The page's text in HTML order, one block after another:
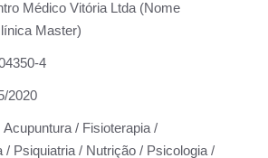
Médico Vitória Ltda (Nome
Master)
4
2020
Acupuntura / Fisioterapia /
/ Psiquiatria / Nutrição / Psicologia /